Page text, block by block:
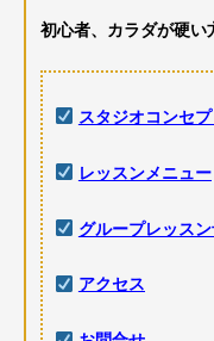
初心者、カラダが硬い
スタジオコンセプ
レッスンメニュー
グループレッス
アクセス